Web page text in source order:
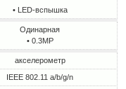
• LED-вспышка
Одинарная
• 0.3MP
акселерометр
IEEE 802.11 a/b/g/n